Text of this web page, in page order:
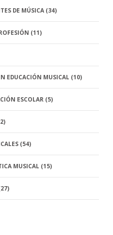
DE MÚSICA (34)
(11)
EDUCACIÓN MUSICAL (10)
ESCOLAR (5)
(54)
MUSICAL (15)